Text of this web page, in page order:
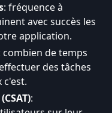
: fréquence à
avec succès les
application.
combien de temps
des tâches
c'est.
: